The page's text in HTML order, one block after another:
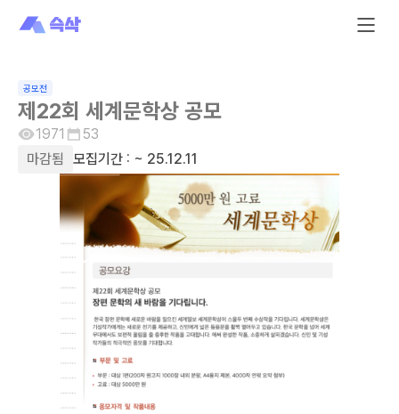
공모전
제22회 세계문학상 공모
1971
53
마감됨
모집기간 : ~ 25.12.11